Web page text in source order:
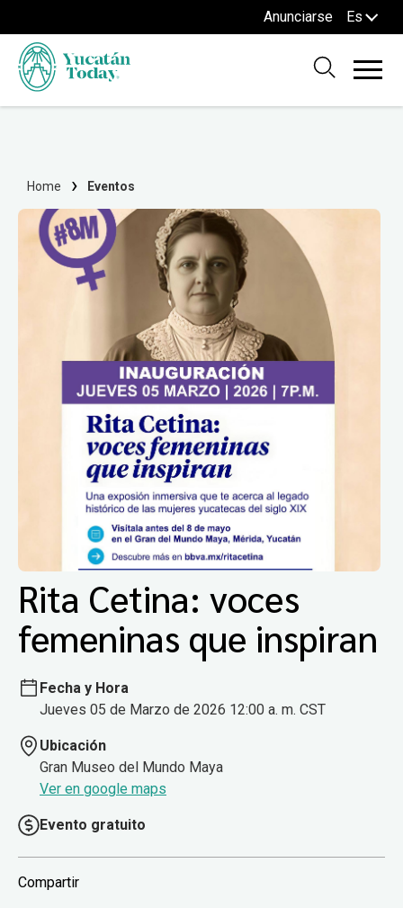
Anunciarse Es
Home Eventos
Rita Cetina: voces
femeninas que inspiran
Fecha y Hora
Jueves 05 de Marzo de 2026 12:00 a. m. CST
Ubicación
Gran Museo del Mundo Maya
Ver en google maps
Evento gratuito
Compartir